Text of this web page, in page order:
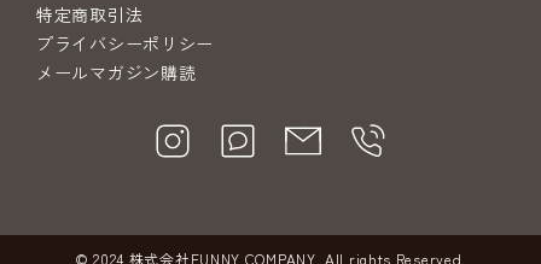
特定商取引法
プライバシーポリシー
メールマガジン購読
© 2024 株式会社FUNNY COMPANY. All rights Reserved.